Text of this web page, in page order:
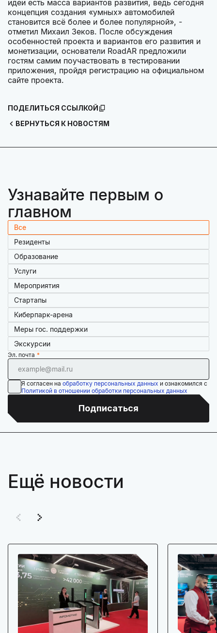
идеи есть масса вариантов развития, ведь сегодня
концепция создания «умных» автомобилей
становится всё более и более популярной», -
отметил Михаил Зеков. После обсуждения
особенностей проекта и вариантов его развития и
монетизации, основатели RoadAR предложили
гостям самим поучаствовать в тестировании
приложения, пройдя регистрацию на официальном
сайте проекта.
ВЕРНУТЬСЯ К НОВОСТЯМ
ПОДЕЛИТЬСЯ ССЫЛКОЙ
Узнавайте первым о
главном
Все
Резиденты
Образование
Услуги
Мероприятия
Стартапы
Киберпарк-арена
Меры гос. поддержки
Экскурсии
Эл. почта
Я согласен на обработку персональных данных и ознакомился с
Политикой в отношении обработки персональных данных
Подписаться
Ещё новости